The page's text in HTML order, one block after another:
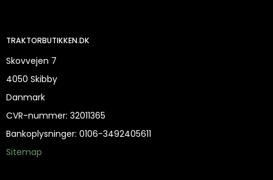
TRAKTORBUTIKKEN.DK
Skovvejen 7
4050 Skibby
Danmark
CVR-nummer: 32011365
Bankoplysninger: 0106-3492405611
Sitemap